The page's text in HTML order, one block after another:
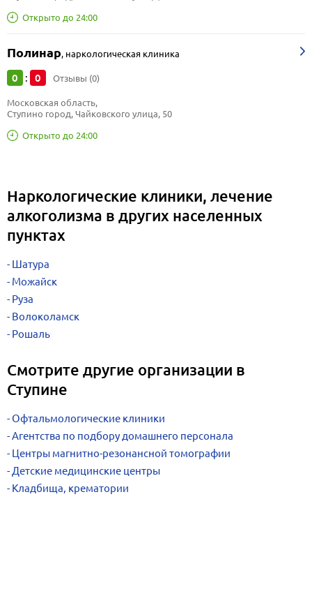
Открыто до 24:00
Полинар, наркологическая клиника
0 : 0 Отзывы (0)
Открыто до 24:00
Московская область,
Ступино город, Чайковского улица, 50
Наркологические клиники, лечение
алкоголизма в других населенных
пунктах
Шатура
Можайск
Руза
Волоколамск
Рошаль
Смотрите другие организации в
Ступине
Офтальмологические клиники
Агентства по подбору домашнего персонала
Центры магнитно-резонансной томографии
Детские медицинские центры
Кладбища, крематории